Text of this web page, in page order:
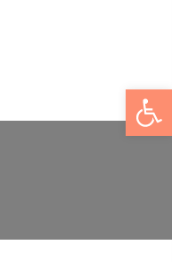
Open toolbar